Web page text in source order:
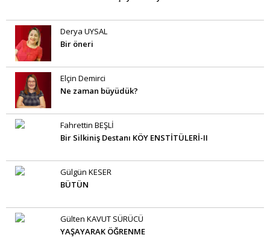
Derya UYSAL
Bir öneri
Elçin Demirci
Ne zaman büyüdük?
Fahrettin BEŞLİ
Bir Silkiniş Destanı KÖY ENSTİTÜLERİ-II
Gülgün KESER
BÜTÜN
Gülten KAVUT SÜRÜCÜ
YAŞAYARAK ÖĞRENME